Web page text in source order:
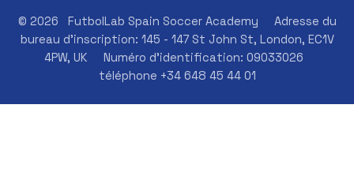
© 2026 FutbolLab Spain Soccer Academy
Adresse du
bureau d'inscription: 145 - 147 St John St, London, EC1V
4PW, UK
Numéro d'identification: 09033026
téléphone +34 648 45 44 01